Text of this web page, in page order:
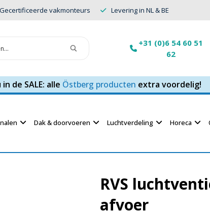
Gecertificeerde vakmonteurs Levering in NL & BE
+31 (0)6 54 60 51
62
in de SALE: alle Östberg producten extra voordelig!
Dak & doorvoeren Luchtverdeling Horeca
RVS
afvoer